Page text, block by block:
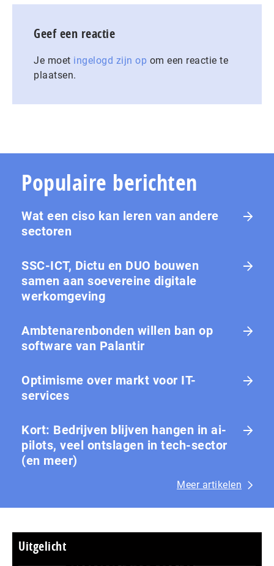
Geef een reactie
Je moet ingelogd zijn op om een reactie te
plaatsen.
Populaire berichten
Wat een ciso kan leren van andere
sectoren
SSC-ICT, Dictu en DUO bouwen
samen aan soevereine digitale
werkomgeving
Ambtenarenbonden willen ban op
software van Palantir
Optimisme over markt voor IT-
services
Kort: Bedrijven blijven hangen in ai-
pilots, veel ontslagen in tech-sector
(en meer)
Meer artikelen
Uitgelicht